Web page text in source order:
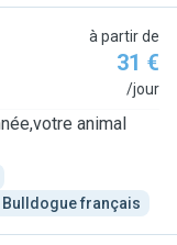
à partir de
31 €
/jour
animal
Bulldogue français